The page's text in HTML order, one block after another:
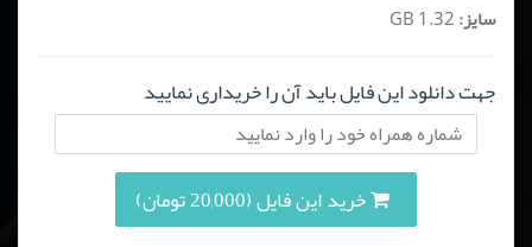
سایز:
جهت دانلود این فایل باید آن را خریداری نمایید
خرید این فایل (20,000 تومان)